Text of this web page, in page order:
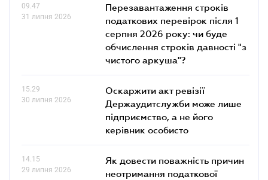
09.47
31 липня 2026
Перезавантаження строків
податкових перевірок після 1
серпня 2026 року: чи буде
обчислення строків давності "з
чистого аркуша"?
15.29
30 липня 2026
Оскаржити акт ревізії
Держаудитслужби може лише
підприємство, а не його
керівник особисто
14.15
29 липня 2026
Як довести поважність причин
неотримання податкової